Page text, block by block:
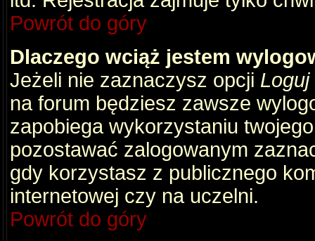
Powrót do góry
Dlaczego wciąż jestem
Jeżeli nie zaznaczysz opcji
na forum będziesz zawsze
zapobiega wykorzystaniu
pozostawać zalogowanym
gdy korzystasz z publicznego
internetowej czy na uczelni.
Powrót do góry